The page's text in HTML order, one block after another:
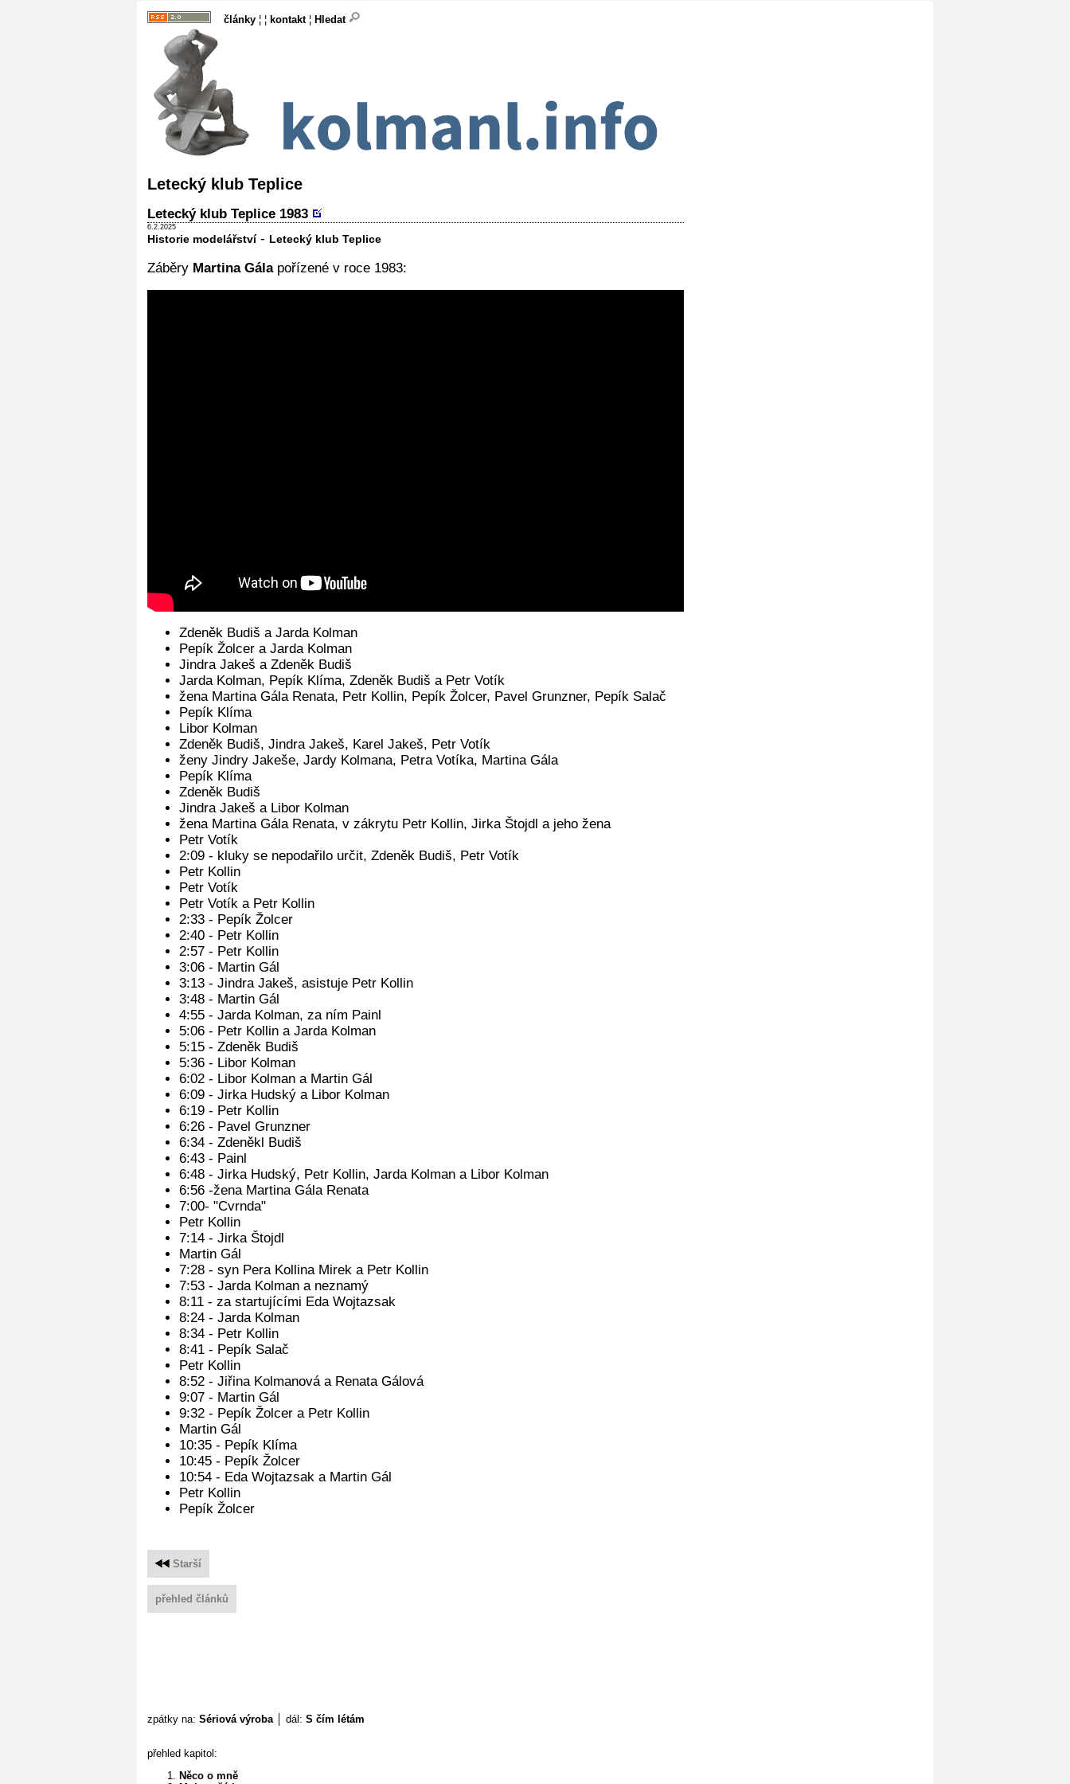
články ¦ ¦ kontakt¦ Hledat
Letecký klub Teplice
Letecký klub Teplice 1983
6.2.2025
Historie modelářství- Letecký klub Teplice
Záběry Martina Gálapořízené v roce 1983:
Zdeněk Budiš a Jarda Kolman
Pepík Žolcer a Jarda Kolman
Jindra Jakeš a Zdeněk Budiš
Jarda Kolman, Pepík Klíma, Zdeněk Budiš a Petr Votík
žena Martina Gála Renata, Petr Kollin, Pepík Žolcer, Pavel Grunzner, Pepík Salač
Pepík Klíma
Libor Kolman
Zdeněk Budiš, Jindra Jakeš, Karel Jakeš, Petr Votík
ženy Jindry Jakeše, Jardy Kolmana, Petra Votíka, Martina Gála
Pepík Klíma
Zdeněk Budiš
Jindra Jakeš a Libor Kolman
žena Martina Gála Renata, v zákrytu Petr Kollin, Jirka Štojdl a jeho žena
Petr Votík
2:09 - kluky se nepodařilo určit, Zdeněk Budiš, Petr Votík
Petr Kollin
Petr Votík
Petr Votík a Petr Kollin
2:33 - Pepík Žolcer
2:40 - Petr Kollin
2:57 - Petr Kollin
3:06 - Martin Gál
3:13 - Jindra Jakeš, asistuje Petr Kollin
3:48 - Martin Gál
4:55 - Jarda Kolman, za ním Painl
5:06 - Petr Kollin a Jarda Kolman
5:15 - Zdeněk Budiš
5:36 - Libor Kolman
6:02 - Libor Kolman a Martin Gál
6:09 - Jirka Hudský a Libor Kolman
6:19 - Petr Kollin
6:26 - Pavel Grunzner
6:34 - Zdeněkl Budiš
6:43 - Painl
6:48 - Jirka Hudský, Petr Kollin, Jarda Kolman a Libor Kolman
6:56 -žena Martina Gála Renata
7:00- "Cvrnda"
Petr Kollin
7:14 - Jirka Štojdl
Martin Gál
7:28 - syn Pera Kollina Mirek a Petr Kollin
7:53 - Jarda Kolman a neznamý
8:11 - za startujícími Eda Wojtazsak
8:24 - Jarda Kolman
8:34 - Petr Kollin
8:41 - Pepík Salač
Petr Kollin
8:52 - Jiřina Kolmanová a Renata Gálová
9:07 - Martin Gál
9:32 - Pepík Žolcer a Petr Kollin
Martin Gál
10:35 - Pepík Klíma
10:45 - Pepík Žolcer
10:54 - Eda Wojtazsak a Martin Gál
Petr Kollin
Pepík Žolcer
Starší
přehled článků
zpátky na: Sériová výroba │ dál: S čím létám
přehled kapitol:
Něco o mně